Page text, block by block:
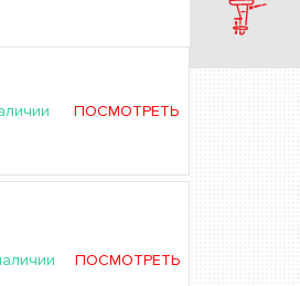
ПОСМОТРЕТЬ
ПОСМОТРЕТЬ